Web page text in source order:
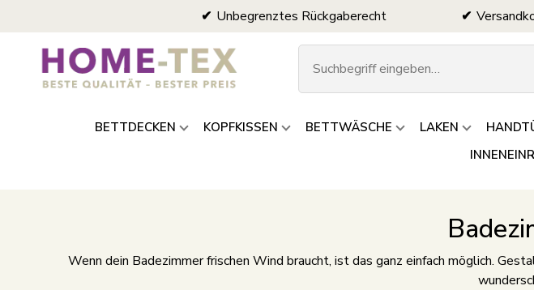
Unbegrenztes Rückgaberecht
BETTDECKEN KOPFKISSEN BETTWÄSCHE LAKEN
Wenn dein Badezimmer frischen Wind braucht, ist das ganz einfach möglich.